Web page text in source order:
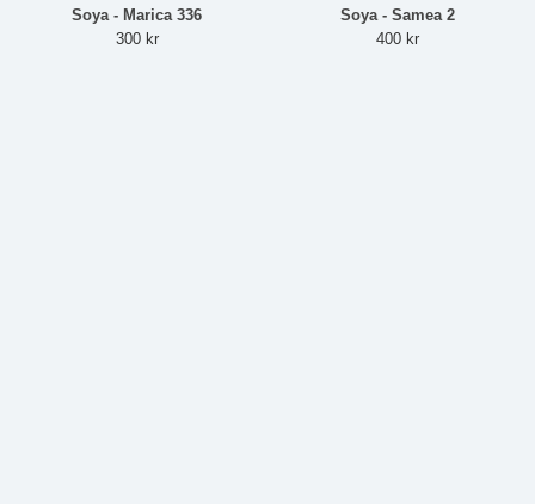
Soya - Marica 336
300 kr
Soya - Samea 2
400 kr